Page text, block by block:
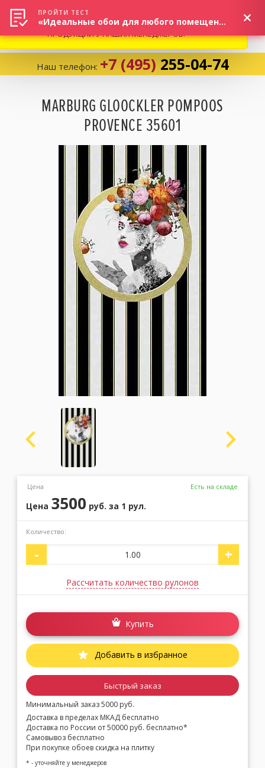
Корзина:0
Избранное:0 товаров
Каталог
Компания
Личный кабинет
(сменить город)
Наш телефон: +7 (495) 255-04-74
MARBURG GLOOCKLER POMPOOS
PROVENCE 35601
Цена Есть на складе
Цена 3500 руб. за 1 рул.
Количество:
- +
Рассчитать количество рулонов
Купить
Добавить в избранное
Быстрый заказ
Минимальный заказ 5000 руб.
Доставка в пределах МКАД бесплатно
Доставка по России от 50000 руб. бесплатно*
Самовывоз бесплатно
При покупке обоев скидка на плитку
* - уточняйте у менеджеров
ВНИМАНИЕ! В СВЯЗИ С СИТУАЦИЕЙ НА РЫНКЕ, ПРОСИМ
УТОЧНЯТЬ АКТУАЛЬНУЮ СТОИМОСТЬ И НАЛИЧИЕ
ПРОДУКЦИИ У НАШИХ МЕНЕДЖЕРОВ.
ПРОЙТИ ТЕСТ
«Идеальные обои для любого помещения!»